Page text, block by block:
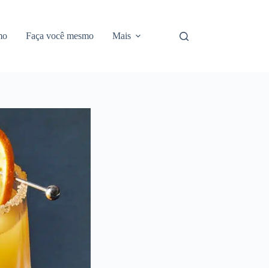
Faça você mesmo Mais